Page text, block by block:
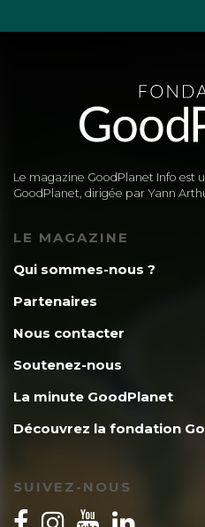
Le magazine GoodPlanet Info est
GoodPlanet, dirigée par Yann
LE MAGAZINE
Qui sommes-nous ?
Partenaires
Nous contacter
Soutenez-nous
La minute GoodPlanet
Découvrez la fondation
SUIVEZ-NOUS